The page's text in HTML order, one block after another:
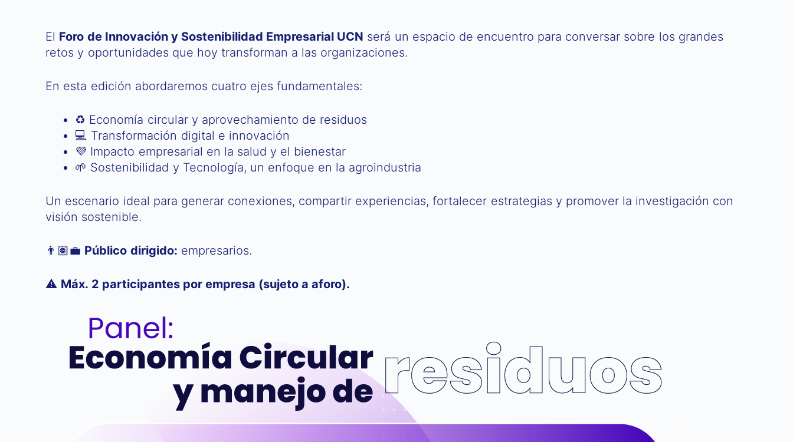
El Foro de Innovación y Sostenibilidad Empresarial UCN será un espacio de encuentro para conversar sobre los grandes
retos y oportunidades que hoy transforman a las organizaciones.
En esta edición abordaremos cuatro ejes fundamentales:
♻️ Economía circular y aprovechamiento de residuos
💻 Transformación digital e innovación
💜 Impacto empresarial en la salud y el bienestar
🌱 Sostenibilidad y Tecnología, un enfoque en la agroindustria
Un escenario ideal para generar conexiones, compartir experiencias, fortalecer estrategias y promover la investigación con
visión sostenible.
👨🏽‍💼 Público dirigido: empresarios.
⚠️ Máx. 2 participantes por empresa (sujeto a aforo).